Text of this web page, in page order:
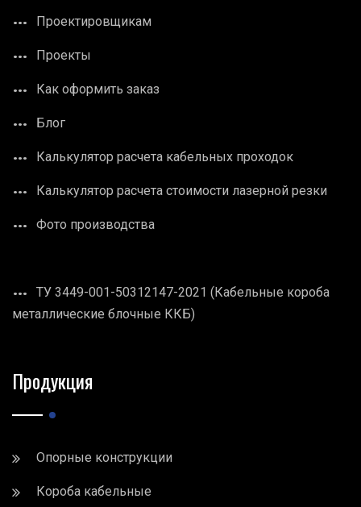
Проектировщикам
Проекты
Как оформить заказ
Блог
Калькулятор расчета кабельных проходок
Калькулятор расчета стоимости лазерной резки
Фото производства
ТУ 3449-001-50312147-2021 (Кабельные короба
металлические блочные ККБ)
Продукция
Опорные конструкции
Короба кабельные